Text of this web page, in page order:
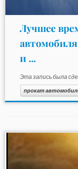
Лучшее
и ...
Эта запись была
прокат